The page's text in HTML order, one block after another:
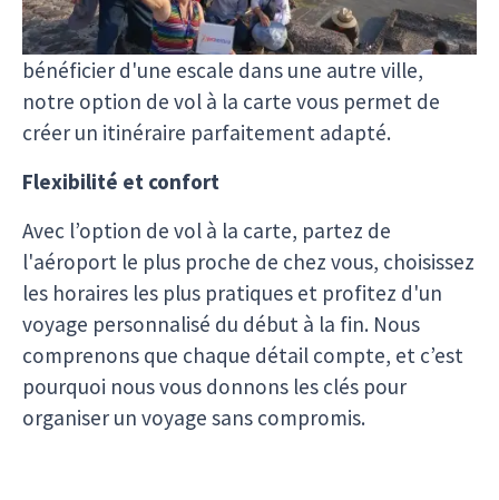
souhaitiez partir à un horaire spécifique, opter
pour une compagnie aérienne de votre choix, ou
bénéficier d'une escale dans une autre ville,
notre option de vol à la carte vous permet de
créer un itinéraire parfaitement adapté.
Flexibilité et confort
Avec l’option de vol à la carte, partez de
l'aéroport le plus proche de chez vous, choisissez
les horaires les plus pratiques et profitez d'un
voyage personnalisé du début à la fin. Nous
comprenons que chaque détail compte, et c’est
pourquoi nous vous donnons les clés pour
organiser un voyage sans compromis.